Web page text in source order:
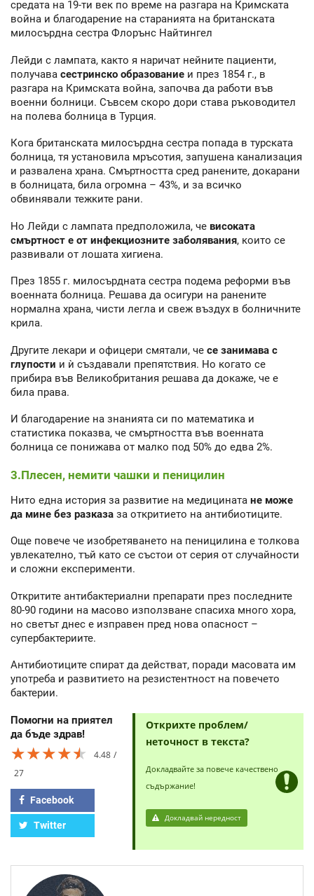
средата на 19-ти век по време на разгара на Кримската
война и благодарение на старанията на британската
милосърдна сестра Флорънс Найтингел
Лейди с лампата, както я наричат нейните пациенти,
получава сестринско образование и през 1854 г., в
разгара на Кримската война, започва да работи във
военни болници. Съвсем скоро дори става ръководител
на полева болница в Турция.
Кога британската милосърдна сестра попада в турската
болница, тя установила мръсотия, запушена канализация
и развалена храна. Смъртността сред ранените, докарани
в болницата, била огромна – 43%, и за всичко
обвинявали тежките рани.
Но Лейди с лампата предположила, че високата
смъртност е от инфекциозните заболявания, които се
развивали от лошата хигиена.
През 1855 г. милосърдната сестра подема реформи във
военната болница. Решава да осигури на ранените
нормална храна, чисти легла и свеж въздух в болничните
крила.
Другите лекари и офицери смятали, че се занимава с
глупости и ѝ създавали препятствия. Но когато се
прибира във Великобритания решава да докаже, че е
била права.
И благодарение на знанията си по математика и
статистика показва, че смъртността във военната
болница се понижава от малко под 50% до едва 2%.
3.Плесен, немити чашки и пеницилин
Нито една история за развитие на медицината не може
да мине без разказа за откритието на антибиотиците.
Още повече че изобретяването на пеницилина е толкова
увлекателно, тъй като се състои от серия от случайности
и сложни експерименти.
Откритите антибактериални препарати през последните
80-90 години на масово използване спасиха много хора,
но светът днес е изправен пред нова опасност –
супербактериите.
Антибиотиците спират да действат, поради масовата им
употреба и развитието на резистентност на повечето
бактерии.
Помогни на приятел
да бъде здрав!
★★★★★
★★★★★
★★★★★
4.48
27
Facebook
Twitter
Открихте проблем/
неточност в текста?
Докладвайте за повече качествено
съдържание!
Докладвай нередност